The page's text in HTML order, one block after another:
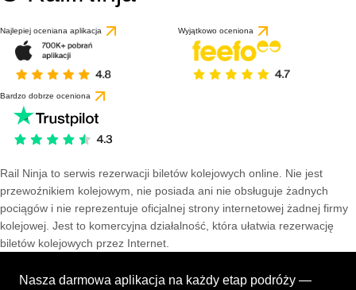
Najlepiej oceniana aplikacja Wyjątkowo oceniona
Bardzo dobrze oceniona
Rail Ninja to serwis rezerwacji biletów kolejowych online. Nie jest
przewoźnikiem kolejowym, nie posiada ani nie obsługuje żadnych
pociągów i nie reprezentuje oficjalnej strony internetowej żadnej firmy
kolejowej. Jest to komercyjna działalność, która ułatwia rezerwację
biletów kolejowych przez Internet.
Nasza darmowa aplikacja na każdy etap podróży —